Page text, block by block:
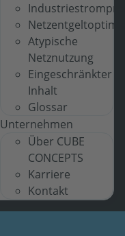
Atypische
Netznutzung
Eingeschränkter
Inhalt
Glossar
Unternehmen
Über CUBE
CONCEPTS
Karriere
Kontakt